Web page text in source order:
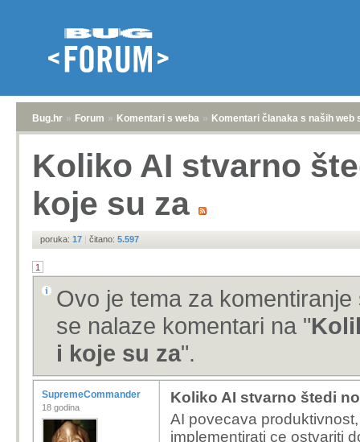
Bug.hr » Forum » Komentari s weba » Komentari članaka s naših web
Koliko AI stvarno
koje su za
poruka: 17 | čitano: 5.597
1
Ovo je tema za
se nalaze komentari na "
i koje su za".
SupremeCommander
18 godina
Koliko AI stvarno štedi
AI povecava
implementirati ce ostvariti